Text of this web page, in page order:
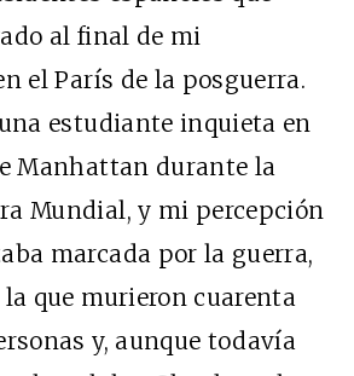
al final de mi
el París de la posguerra.
estudiante inquieta en
Manhattan durante la
Mundial, y mi percepción
marcada por la guerra,
que murieron cuarenta
y, aunque todavía